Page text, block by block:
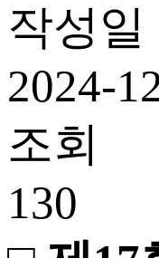
작성일
2024-
조회
130